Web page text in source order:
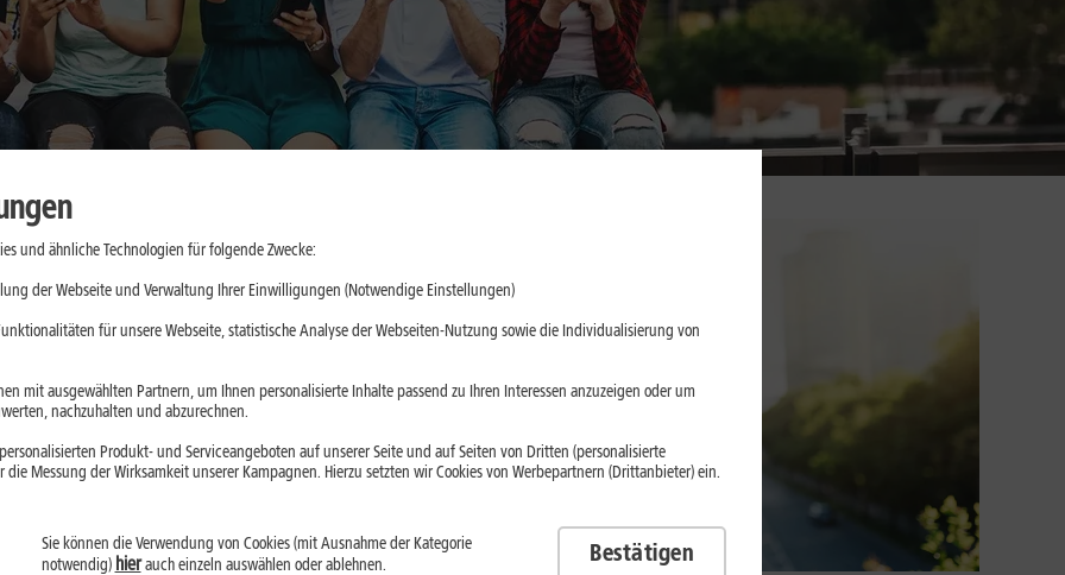
Updates
belasten. Mit
kannst Du
und ähnliche Technologien für folgende Zwecke:
der Webseite und Verwaltung Ihrer Einwilligungen (Notwendige Einstellungen)
für unsere Webseite, statistische Analyse der Webseiten-Nutzung sowie die Individualisierung von
mit ausgewählten Partnern, um Ihnen personalisierte Inhalte passend zu Ihren Interessen anzuzeigen oder um
nachzuhalten und abzurechnen.
Produkt- und Serviceangeboten auf unserer Seite und auf Seiten von Dritten (personalisierte
Messung der Wirksamkeit unserer Kampagnen. Hierzu setzten wir Cookies von Werbepartnern (Drittanbieter) ein.
Sie können die Verwendung von Cookies (mit Ausnahme der Kategorie
notwendig) hierauch einzeln auswählen oder ablehnen. Bestätigen